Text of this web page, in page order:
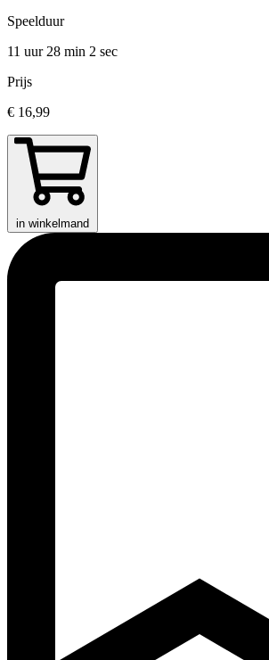
Speelduur
11 uur 28 min 2 sec
Prijs
€ 16,99
in winkelmand